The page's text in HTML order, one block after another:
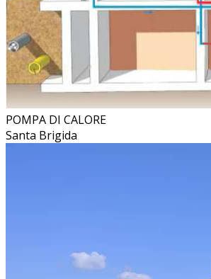
POMPA DI CALORE
Santa Brigida